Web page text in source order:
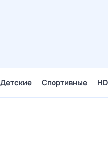
Детские Спортивные HD